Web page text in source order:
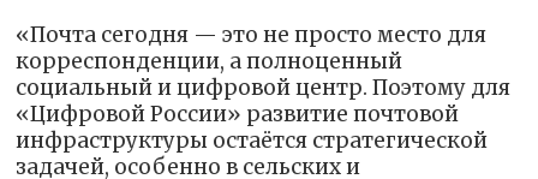
«Почта сегодня — это не просто место для
корреспонденции, а полноценный
социальный и цифровой центр. Поэтому для
«Цифровой России» развитие почтовой
инфраструктуры остаётся стратегической
задачей, особенно в сельских и